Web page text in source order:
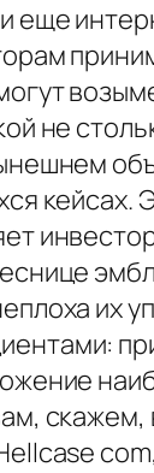
еще
не
кейсах.
их
скажем,